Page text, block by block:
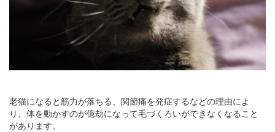
老猫になると筋力が落ちる、関節痛を発症するなどの理由によ
り、体を動かすのが億劫になって毛づくろいができなくなること
があります。